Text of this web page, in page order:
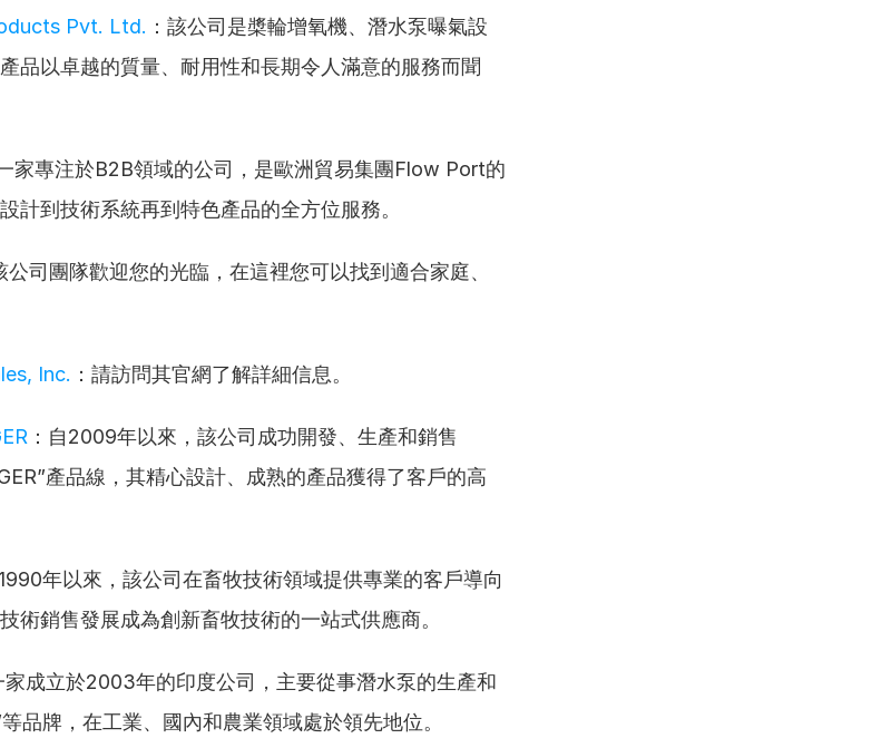
Pvt. Ltd. ：該公司是槳輪增氧機、潛水泵曝氣設
品以卓越的質量、耐用性和長期令人滿意的服務而聞
家專注於B2B領域的公司，是歐洲貿易集團Flow Port的
計到技術系統再到特色產品的全方位服務。
公司團隊歡迎您的光臨，在這裡您可以找到適合家庭、
Inc. ：請訪問其官網了解詳細信息。
：自2009年以來，該公司成功開發、生產和銷售
產品線，其精心設計、成熟的產品獲得了客戶的高
1990年以來，該公司在畜牧技術領域提供專業的客戶導向
術銷售發展成為創新畜牧技術的一站式供應商。
家成立於2003年的印度公司，主要從事潛水泵的生產和
品牌，在工業、國內和農業領域處於領先地位。